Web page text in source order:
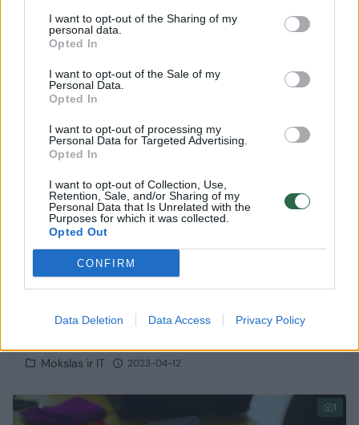
I want to opt-out of the Sharing of my
personal data.
Opted In
I want to opt-out of the Sale of my
Personal Data.
Opted In
I want to opt-out of processing my
Personal Data for Targeted Advertising.
Opted In
I want to opt-out of Collection, Use,
Retention, Sale, and/or Sharing of my
Personal Data that Is Unrelated with the
Purposes for which it was collected.
Opted Out
CONFIRM
Data Deletion Data Access Privacy Policy
Mokslas ir IT
metodų: prisijungė prie Ukrainos kavinių
Mokslas ir IT 2023-04-12
1